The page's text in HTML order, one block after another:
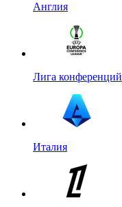
Англия
Лига конференций
Италия